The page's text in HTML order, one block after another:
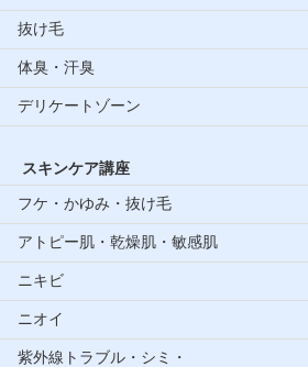
抜け毛
体臭・汗臭
デリケートゾーン
スキンケア講座
フケ・かゆみ・抜け毛
アトピー肌・乾燥肌・敏感肌
ニキビ
ニオイ
紫外線トラブル・シミ・